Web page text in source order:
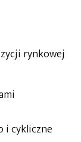
rynkowej
i cykliczne